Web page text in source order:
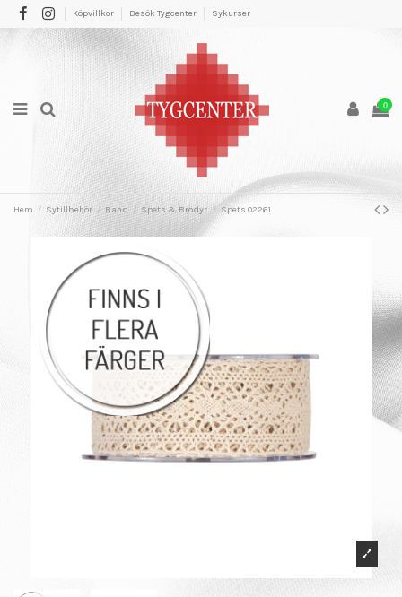
Köpvillkor Besök Tygcenter Sykurser
0
Hem Sytillbehör Band Spets & Brodyr Spets 02261